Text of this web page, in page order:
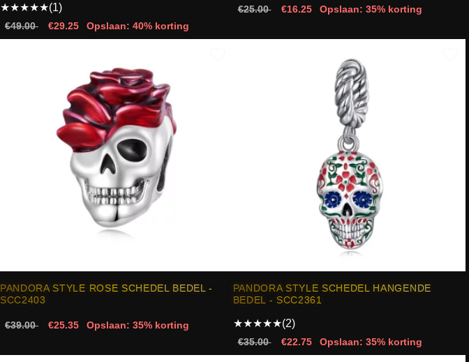
★★★★★(1)
€49.00 €29.25 Opslaan: 40% korting
€25.00 €16.25 Opslaan: 35% korting
PANDORA STYLE ROSE SCHEDEL BEDEL -
SCC2403
€39.00 €25.35 Opslaan: 35% korting
PANDORA STYLE SCHEDEL HANGENDE
BEDEL - SCC2361
★★★★★(2)
€35.00 €22.75 Opslaan: 35% korting